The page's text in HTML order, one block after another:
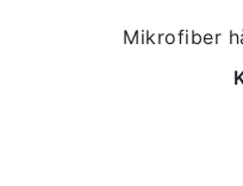
Mikrofiber